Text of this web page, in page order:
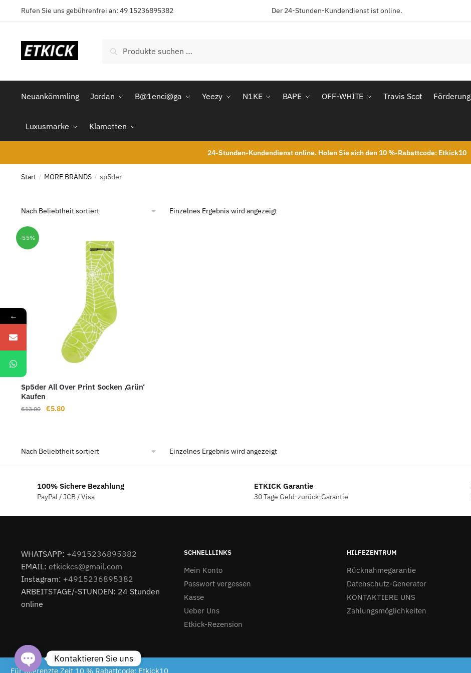
Für begrenzte Zeit 10 % Rabattcode: Etkick10
Rufen Sie uns gebührenfrei an: 49 15236895382 Der 24-Stunden-Kundendienst ist online.
nach:
Suchen
Neuankömmling Jordan B@1enci@ga Yeezy N1KE BAPE OFF-WHITE Travis Scot Förderung
Luxusmarke Klamotten
24-Stunden-Kundendienst online. Holen Sie sich den 10 %-Rabattcode: Etkick10
Start / MORE BRANDS / sp5der
Einzelnes Ergebnis wird angezeigt
-55%
Sp5der All Over Print Socken ‚Grün‘
Kaufen
€13.00
Ursprünglicher
€5.80Aktueller
Einzelnes Ergebnis wird angezeigt
100% Sichere Bezahlung
PayPal / JCB / Visa
ETKICK Garantie
30 Tage Geld-zurück-Garantie
WHATSAPP: +4915236895382
EMAIL: etkickcs@gmail.com
Instagram: +4915236895382
ARBEITSTAGE/-STUNDEN: 24 Stunden
online
SCHNELLLINKS
Mein Konto
Passwort vergessen
Kasse
Ueber Uns
Etkick-Rezension
HILFEZENTRUM
Rücknahmegarantie
Datenschutz-Generator
KONTAKTIERE UNS
Zahlungsmöglichkeiten
Etkick.de 2024
←
Kontaktieren Sie uns